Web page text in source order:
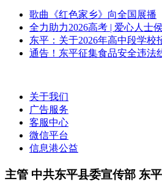
歌曲《红色家乡》向全国展播
全力助力2026高考 | 爱心人士
东平：关于2026年高中段学校
通告！东平征集食品安全违法
关于我们
广告服务
客服中心
微信平台
信息港公益
主管 中共东平县委宣传部 东